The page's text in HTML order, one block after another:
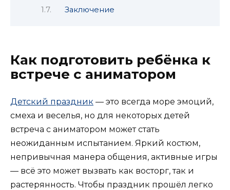
Заключение
Как подготовить ребёнка к
встрече с аниматором
Детский праздник — это всегда море эмоций,
смеха и веселья, но для некоторых детей
встреча с аниматором может стать
неожиданным испытанием. Яркий костюм,
непривычная манера общения, активные игры
— всё это может вызвать как восторг, так и
растерянность. Чтобы праздник прошёл легко